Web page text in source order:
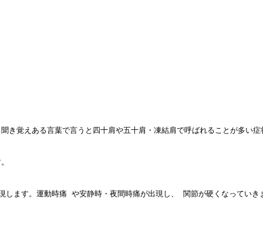
覚えある言葉で言うと四十肩や五十肩・凍結肩で呼ばれることが多い症
ます。運動時痛 や安静時・夜間時痛が出現し、 関節が硬くなっていき